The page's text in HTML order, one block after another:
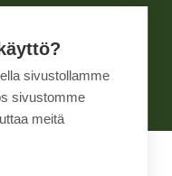
Käyttöehdot
sivustollamme
sivustomme
meitä